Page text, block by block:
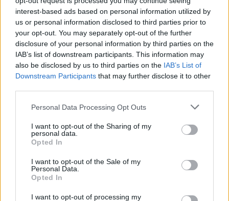
interest-based ads based on personal information utilized by
us or personal information disclosed to third parties prior to
your opt-out. You may separately opt-out of the further
disclosure of your personal information by third parties on the
IAB’s list of downstream participants. This information may
also be disclosed by us to third parties on the IAB’s List of
Downstream Participants that may further disclose it to other
Personal Data Processing Opt Outs
I want to opt-out of the Sharing of my
personal data.
Opted In
I want to opt-out of the Sale of my
Personal Data.
Opted In
I want to opt-out of processing my
16:41
Ο Βλαδίμηρος Κυριακίδης στο πλευρό των παιδιών του
ΠΑΓΝΗ για 5η χρονιά
16:36
Ο κόσμος του ΟΦΗ «εξαφάνισε» 3.000 εισιτήρια σε
λιγότερο από 48 ώρες για το Σούπερ Καπ
Συνεδριάζει αύριο η Δημοτική Επιτροπή του Δήμου
παρεμβάσεων
Δύο συναυλίες του Νίκου Ανδρουλάκη στο Ηράκλειο
Στο Μάραθος θα βρεθεί αύριο η Θεατρική Ομάδα του